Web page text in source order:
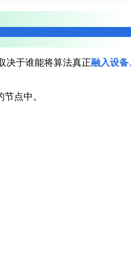
决于谁能将算法真正融入设备
点中。